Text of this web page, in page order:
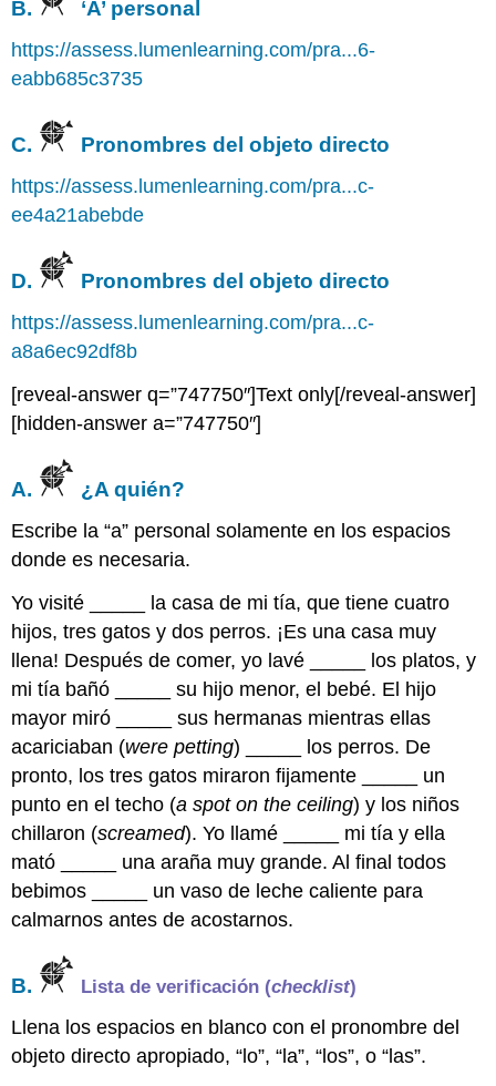
B. ‘A’ personal
https://assess.lumenlearning.com/pra...6-
eabb685c3735
C. Pronombres del objeto directo
https://assess.lumenlearning.com/pra...c-
ee4a21abebde
D. Pronombres del objeto directo
https://assess.lumenlearning.com/pra...c-
a8a6ec92df8b
[reveal-answer q=”747750″]Text only[/reveal-answer]
[hidden-answer a=”747750″]
A. ¿A quién?
Escribe la “a” personal solamente en los espacios
donde es necesaria.
Yo visité _____ la casa de mi tía, que tiene cuatro
hijos, tres gatos y dos perros. ¡Es una casa muy
llena! Después de comer, yo lavé _____ los platos, y
mi tía bañó _____ su hijo menor, el bebé. El hijo
mayor miró _____ sus hermanas mientras ellas
acariciaban (were petting) _____ los perros. De
pronto, los tres gatos miraron fijamente _____ un
punto en el techo (a spot on the ceiling) y los niños
chillaron (screamed). Yo llamé _____ mi tía y ella
mató _____ una araña muy grande. Al final todos
bebimos _____ un vaso de leche caliente para
calmarnos antes de acostarnos.
B. Lista de verificación (checklist)
Llena los espacios en blanco con el pronombre del
objeto directo apropiado, “lo”, “la”, “los”, o “las”.